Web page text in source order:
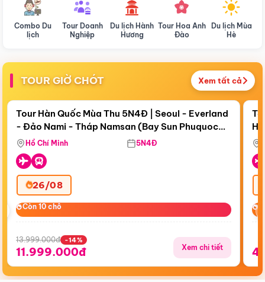
Combo Du
lịch
Tour Doanh
Nghiệp
Du lịch Hành
Hương
Tour Hoa Anh
Đào
Du lịch Mùa
Hè
TOUR GIỜ CHÓT Xem tất cả
Còn19 ngày 02:27:37
Điểm nổi bật
Tour Hàn Quốc Mùa Thu 5N4Đ | Seoul - Everland
- Đảo Nami - Tháp Namsan (Bay Sun Phuquoc
Airways)
Hồ Chí Minh 5N4Đ
26/08
Còn 10 chỗ
Còn 10 chỗ
13.999.000đ -14%
11.999.000đ Xem chi tiết